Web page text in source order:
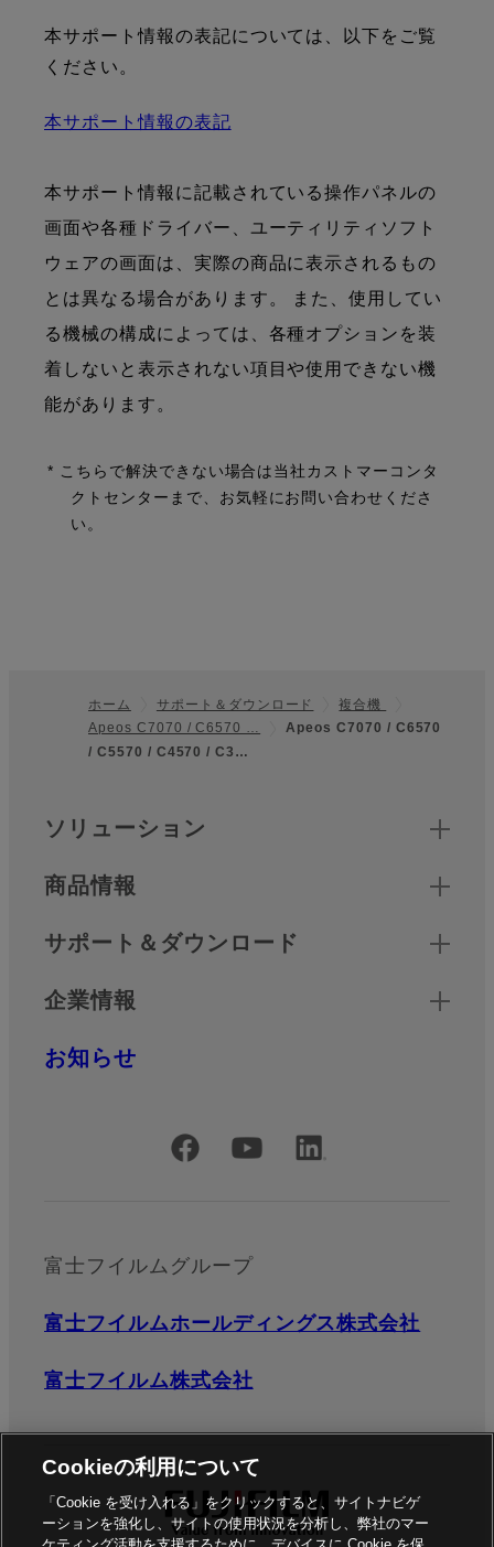
本サポート情報の表記については、以下をご覧
ください。
本サポート情報の表記
本サポート情報に記載されている操作パネルの
画面や各種ドライバー、ユーティリティソフト
ウェアの画面は、実際の商品に表示されるもの
とは異なる場合があります。 また、使用してい
る機械の構成によっては、各種オプションを装
着しないと表示されない項目や使用できない機
能があります。
* こちらで解決できない場合は当社カストマーコンタ
クトセンターまで、お気軽にお問い合わせくださ
い。
フッター
ホーム サポート＆ダウンロード
複合機
Apeos C7070 / C6570 …
Apeos C7070 / C6570
/ C5570 / C4570 / C3…
クイックリンク
ソリューション
商品情報
サポート＆ダウンロード
企業情報
お知らせ
公式SNSアカウント
富士フイルムグループ
富士フイルムホールディングス株式会社
富士フイルム株式会社
Cookieの利用について
「Cookie を受け入れる」をクリックすると、サイトナビゲ
ーションを強化し、サイトの使用状況を分析し、弊社のマー